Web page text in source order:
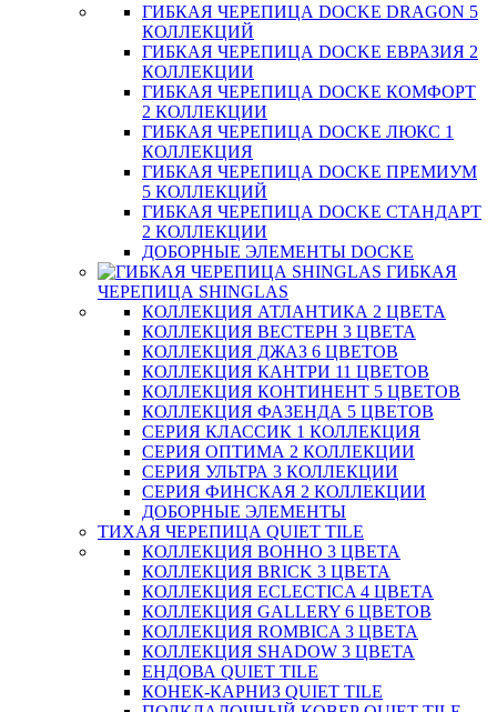
ГИБКАЯ ЧЕРЕПИЦА DOCKE DRAGON 5
КОЛЛЕКЦИЙ
ГИБКАЯ ЧЕРЕПИЦА DOCKE ЕВРАЗИЯ 2
КОЛЛЕКЦИИ
ГИБКАЯ ЧЕРЕПИЦА DOCKE КОМФОРТ
2 КОЛЛЕКЦИИ
ГИБКАЯ ЧЕРЕПИЦА DOCKE ЛЮКС 1
КОЛЛЕКЦИЯ
ГИБКАЯ ЧЕРЕПИЦА DOCKE ПРЕМИУМ
5 КОЛЛЕКЦИЙ
ГИБКАЯ ЧЕРЕПИЦА DOCKE СТАНДАРТ
2 КОЛЛЕКЦИИ
ДОБОРНЫЕ ЭЛЕМЕНТЫ DOCKE
ГИБКАЯ
ЧЕРЕПИЦА SHINGLAS
КОЛЛЕКЦИЯ АТЛАНТИКА 2 ЦВЕТА
КОЛЛЕКЦИЯ ВЕСТЕРН 3 ЦВЕТА
КОЛЛЕКЦИЯ ДЖАЗ 6 ЦВЕТОВ
КОЛЛЕКЦИЯ КАНТРИ 11 ЦВЕТОВ
КОЛЛЕКЦИЯ КОНТИНЕНТ 5 ЦВЕТОВ
КОЛЛЕКЦИЯ ФАЗЕНДА 5 ЦВЕТОВ
СЕРИЯ КЛАССИК 1 КОЛЛЕКЦИЯ
СЕРИЯ ОПТИМА 2 КОЛЛЕКЦИИ
СЕРИЯ УЛЬТРА 3 КОЛЛЕКЦИИ
СЕРИЯ ФИНСКАЯ 2 КОЛЛЕКЦИИ
ДОБОРНЫЕ ЭЛЕМЕНТЫ
ТИХАЯ ЧЕРЕПИЦА QUIET TILE
КОЛЛЕКЦИЯ BOHHO 3 ЦВЕТА
КОЛЛЕКЦИЯ BRICK 3 ЦВЕТА
КОЛЛЕКЦИЯ ECLECTICA 4 ЦВЕТА
КОЛЛЕКЦИЯ GALLERY 6 ЦВЕТОВ
КОЛЛЕКЦИЯ ROMBICA 3 ЦВЕТА
КОЛЛЕКЦИЯ SHADOW 3 ЦВЕТА
ЕНДОВА QUIET TILE
КОНЕК-КАРНИЗ QUIET TILE